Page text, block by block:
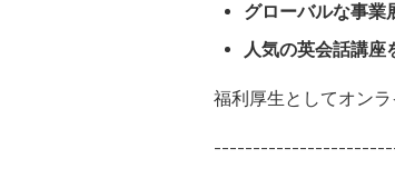
グローバルな事業
人気の英会話講座
福利厚生としてオン